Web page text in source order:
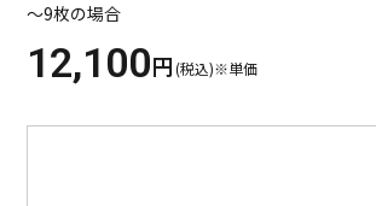
～9枚の場合
12,100円(税込)※単価